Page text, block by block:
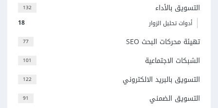
132 التسويق بالأداء
18 أدوات تحليل الزوار
77 تهيئة محركات البحث SEO
101 الشبكات الاجتماعية
122 التسويق بالبريد الالكتروني
91 التسويق الضمني